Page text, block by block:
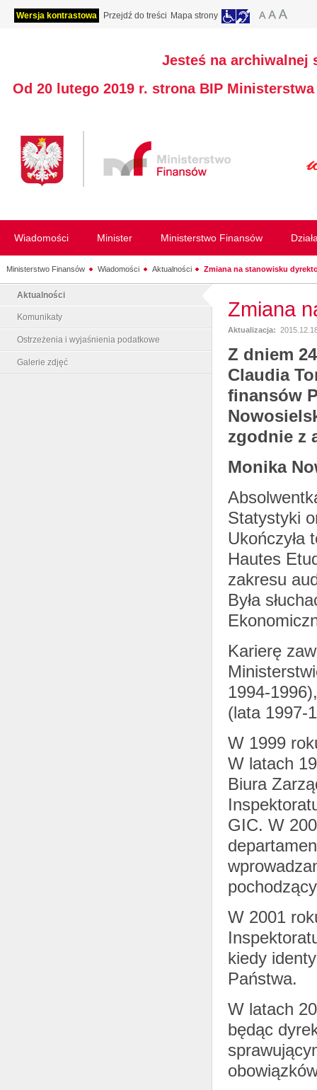
Wersja kontrastowa Przejdź do treści Mapa strony
Jesteś na archiwalnej
Od 20 lutego 2019 r. strona BIP
Wiadomości Minister Ministerstwo Finansów
Ministerstwo Finansów Wiadomości Aktualności Zmiana na stanowisku
Aktualności
Komunikaty
Ostrzeżenia i wyjaśnienia podatkowe
Galerie zdjęć
Zmiana
Aktualizacja:
Z dniem
Claudia
finansów
zgodnie z
Monika
Statystyki
Ukończyła
Hautes
zakresu
Była
Karierę
1994-
(lata 1997-
W 1999
W latach
Biura
GIC. W
W 2001
kiedy
Państwa.
W latach
będąc